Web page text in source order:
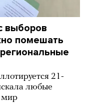
выборов
помешать
21-
любые
мир